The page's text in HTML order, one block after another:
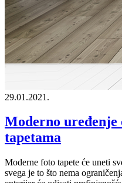
29.01.2021.
Moderno
tapetama
Moderne foto tapete će uneti
svega je to što nema